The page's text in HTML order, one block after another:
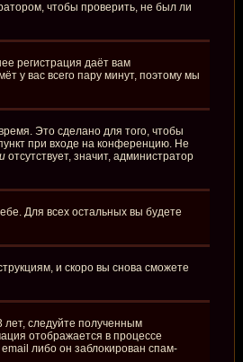
чтобы проверить, не был ли
регистрация даёт вам
у вас всего пару минут, поэтому мы
Это сделано для того, чтобы
при входе на конференцию. Не
отсутствует, значит, администратор
Для всех остальных вы будете
и скоро вы снова сможете
лет, следуйте полученным
отображается в процессе
либо он заблокирован спам-